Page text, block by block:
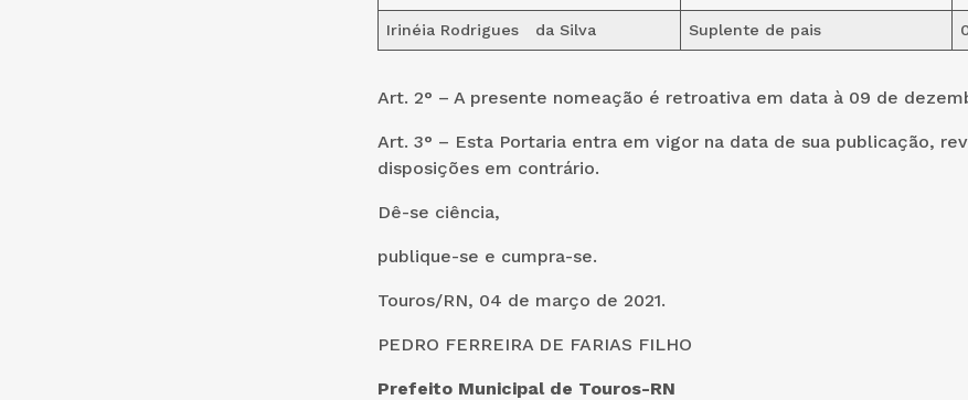
Irinéia Rodrigues da Silva Suplente de pais
Art. 2° – A presente nomeação é retroativa em data à 09 de
Art. 3° – Esta Portaria entra em vigor na data de sua publicação,
disposições em contrário.
Dê-se ciência,
publique-se e cumpra-se.
Touros/RN, 04 de março de 2021.
PEDRO FERREIRA DE FARIAS FILHO
Prefeito Municipal de Touros-RN